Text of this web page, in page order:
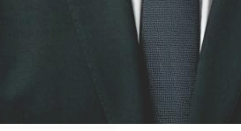
области
Адвокатов